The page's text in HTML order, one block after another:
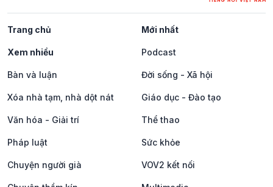
Trang chủ Mới nhất
Xem nhiều Podcast
Bàn và luận Đời sống - Xã hội
Xóa nhà tạm, nhà dột nát Giáo dục - Đào tạo
Văn hóa - Giải trí Thể thao
Pháp luật Sức khỏe
Chuyện người già VOV2 kết nối